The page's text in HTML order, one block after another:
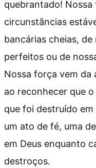
quebrantado!
circunstâncias
bancárias cheias,
perfeitos ou de
Nossa força vem da
ao reconhecer que
que foi destruído em
um ato de fé, uma
em Deus enquanto
destroços.